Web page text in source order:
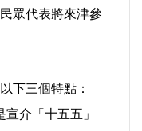
眾代表將來津參
下三個特點：
宣介「十五五」